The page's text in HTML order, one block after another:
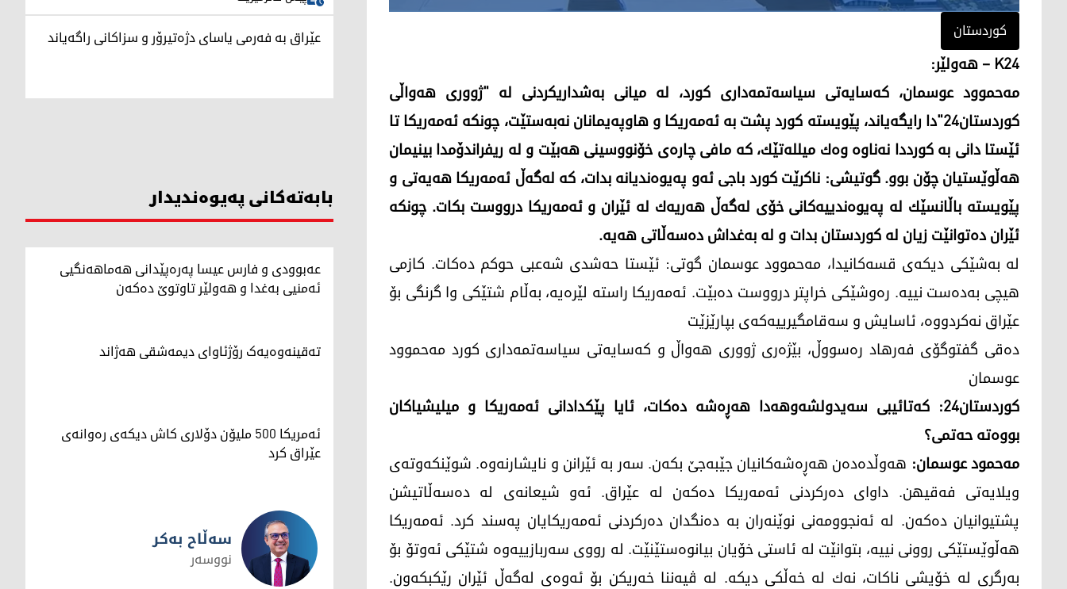
کوردستان
K24 – هه‌ولێر:
مه‌حموود عوسمان، كه‌سایه‌تی سیاسه‌تمه‌داری كورد، له‌ میانی به‌شداریكردنی له‌ "ژووری هه‌واڵی
كوردستان24"دا رایگه‌یاند، پێویسته‌ كورد پشت به‌ ئه‌مه‌ریكا و هاوپه‌یمانان نه‌به‌ستێت، چونكه‌ ئه‌مه‌ریكا تا
ئێستا دانی به‌ كورددا نه‌ناوه‌ وه‌ك میلله‌تێك، كه‌ مافی چاره‌ی خۆنووسینی هه‌بێت و له‌ ریفراندۆمدا بینیمان
هه‌ڵوێستیان چۆن بوو. گوتیشی: ناكرێت كورد باجی ئه‌و په‌یوه‌ندیانه‌ بدات، كه‌ له‌گه‌ڵ ئه‌مه‌ریكا هه‌یه‌تی و
پێویسته‌ باڵانسێك له‌ په‌یوه‌ندییه‌كانی خۆی له‌گه‌ڵ هه‌ریه‌ك له‌ ئێران و ئه‌مه‌ریكا درووست بكات. چونكه‌
ئێران ده‌توانێت زیان له‌ كوردستان بدات و له‌ به‌غداش ده‌سه‌ڵاتی هه‌یه‌.
له‌ به‌شێكی دیكه‌ی قسه‌كانیدا، مه‌حموود عوسمان گوتی: ئێستا حه‌شدی شه‌عبی حوكم ده‌كات. كازمی
هیچی به‌ده‌ست نییه‌. ره‌وشێكی خراپتر درووست ده‌بێت. ئه‌مه‌ریكا راسته‌ لێره‌یه‌، به‌ڵام شتێكی وا گرنگی بۆ
عێراق نه‌كردووه‌، ئاسایش و سه‌قامگیرییه‌كه‌ی بپارێزێت
ده‌قی گفتوگۆی فه‌رهاد ره‌سووڵ، بێژه‌ری ژووری هه‌واڵ و كه‌سایه‌تی سیاسه‌تمه‌داری كورد مه‌حموود
عوسمان
كوردستان24: كه‌تائیبی سه‌یدولشه‌وهه‌دا هه‌ڕه‌شه‌ ده‌كات، ئایا پێكدادانی ئه‌مه‌ریكا و میلیشیاكان
بووه‌ته‌ حه‌تمی؟
مه‌حمود عوسمان: هه‌وڵده‌ده‌ن هه‌ڕه‌شه‌كانیان جێبه‌جێ بكه‌ن. سه‌ر به‌ ئێرانن و نایشارنه‌وه‌. شوێنكه‌وته‌ی
ویلایه‌تی فه‌قیهن. داوای ده‌ركردنی ئه‌مه‌ریكا ده‌كه‌ن له‌ عێراق. ئه‌و شیعانه‌ی له‌ ده‌سه‌ڵاتیشن
پشتیوانیان ده‌كه‌ن. له‌ ئه‌نجوومه‌نی نوێنه‌ران به‌ ده‌نگدان ده‌ركردنی ئه‌مه‌ریكایان په‌سند كرد. ئه‌مه‌ریكا
هه‌ڵوێستێكی روونی نییه‌، بتوانێت له‌ ئاستی خۆیان بیانوه‌ستێنێت. له‌ رووی سه‌ربازییه‌وه‌ شتێكی ئه‌وتۆ بۆ
به‌رگری له‌ خۆیشی ناكات، نه‌ك له‌ خه‌ڵكی دیكه‌. له‌ ڤیه‌ننا خه‌ریكن بۆ ئه‌وه‌ی له‌گه‌ڵ ئێران رێكبكه‌ون.
عێراق بە فەرمی یاسای دژەتیرۆر و سزاکانی راگەیاند
بابەتەکانی پەیوەندیدار
عەبوودی و فارس عیسا پەرەپێدانی هەماهەنگیی
ئەمنیی بەغدا و هەولێر تاوتوێ دەکەن
تەقینەوەیەک رۆژئاوای دیمەشقی هەژاند
ئەمریکا 500 ملیۆن دۆلاری کاش دیکەی رەوانەی
عێراق کرد
سەڵاح بەکر
نووسەر